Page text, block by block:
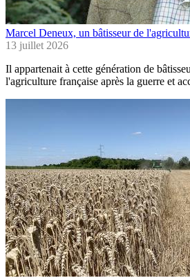
Marcel Deneux, un bâtisseur de
13 juillet 2026
Il appartenait à cette génération de
l'agriculture française après la guerre et